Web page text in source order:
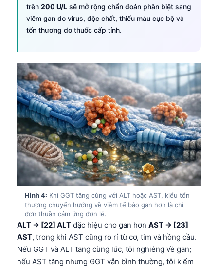
trên 200 U/L sẽ mở rộng chẩn đoán phân biệt sang
viêm gan do virus, độc chất, thiếu máu cục bộ và
tổn thương do thuốc cấp tính.
Hình 4: Khi GGT tăng cùng với ALT hoặc AST, kiểu tổn
thương chuyển hướng về viêm tế bào gan hơn là chỉ
đơn thuần cảm ứng đơn lẻ.
ALT → [22] ALT đặc hiệu cho gan hơn AST → [23]
AST, trong khi AST cũng rò rỉ từ cơ, tim và hồng cầu.
Nếu GGT và ALT tăng cùng lúc, tôi nghiêng về gan;
nếu AST tăng nhưng GGT vẫn bình thường, tôi kiểm